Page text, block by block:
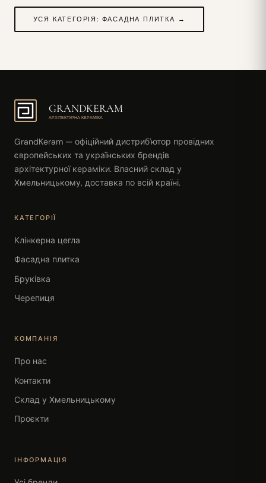
УСЯ КАТЕГОРІЯ: ФАСАДНА ПЛИТКА →
GRANDKERAM
АРХІТЕКТУРНА КЕРАМІКА
GrandKeram — офіційний дистриб'ютор провідних
європейських та українських брендів
архітектурної кераміки. Власний склад у
Хмельницькому, доставка по всій країні.
КАТЕГОРІЇ
Клінкерна цегла
Фасадна плитка
Бруківка
Черепиця
КОМПАНІЯ
Про нас
Контакти
Склад у Хмельницькому
Проєкти
ІНФОРМАЦІЯ